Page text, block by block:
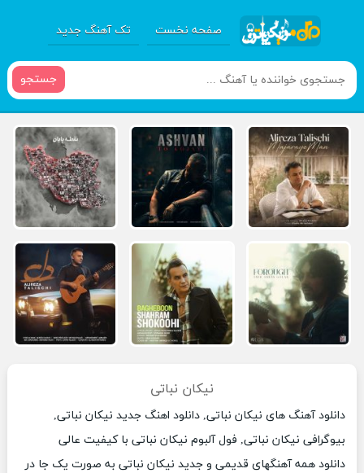
صفحه نخست تک آهنگ جدید
جستجو
نیکان نباتی
دانلود آهنگ های نیکان نباتی, دانلود اهنگ جدید نیکان نباتی,
بیوگرافی نیکان نباتی, فول آلبوم نیکان نباتی با کیفیت عالی
دانلود همه آهنگهای قدیمی و جدید نیکان نباتی به صورت یک جا در